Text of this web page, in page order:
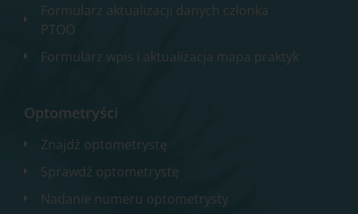
Formularz aktualizacji danych członka
PTOO
Formularz wpis i aktualizacja mapa praktyk
Optometryści
Znajdź optometrystę
Sprawdź optometrystę
Nadanie numeru optometrysty